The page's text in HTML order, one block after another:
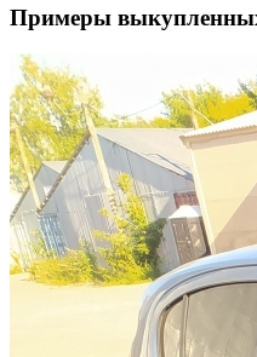
Примеры